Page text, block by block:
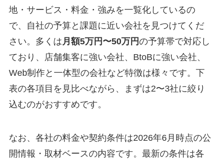
地・サービス・料金・強みを一覧化しているの
で、自社の予算と課題に近い会社を見つけてくだ
さい。多くは月額5万円〜50万円の予算帯で対応し
ており、店舗集客に強い会社、BtoBに強い会社、
Web制作と一体型の会社など特徴は様々です。下
表の各項目を見比べながら、まずは2〜3社に絞り
込むのがおすすめです。
なお、各社の料金や契約条件は2026年6月時点の公
開情報・取材ベースの内容です。最新の条件は各